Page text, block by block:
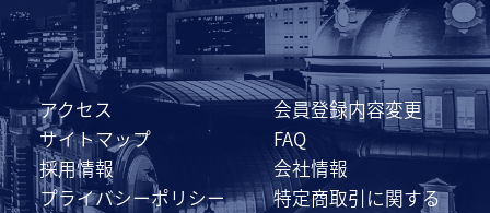
アクセス
会員登録内容変更
サイトマップ
FAQ
採用情報
会社情報
プライバシーポリシー
特定商取引に関する